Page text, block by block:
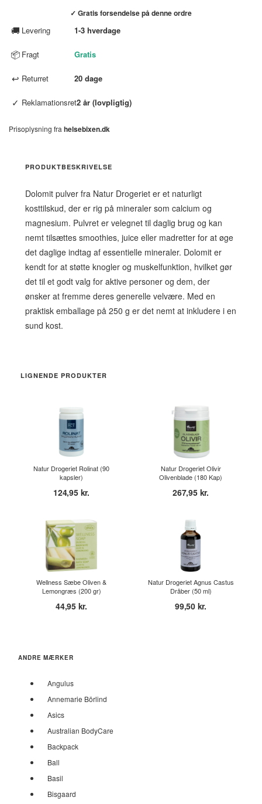
✓ Gratis forsendelse på denne ordre
🚚 Levering 1-3 hverdage
📦 Fragt Gratis
↩ Returret 20 dage
✓ Reklamationsret2 år (lovpligtig)
Prisoplysning fra helsebixen.dk
PRODUKTBESKRIVELSE
Dolomit pulver fra Natur Drogeriet er et naturligt
kosttilskud, der er rig på mineraler som calcium og
magnesium. Pulvret er velegnet til daglig brug og kan
nemt tilsættes smoothies, juice eller madretter for at øge
det daglige indtag af essentielle mineraler. Dolomit er
kendt for at støtte knogler og muskelfunktion, hvilket gør
det til et godt valg for aktive personer og dem, der
ønsker at fremme deres generelle velvære. Med en
praktisk emballage på 250 g er det nemt at inkludere i en
sund kost.
LIGNENDE PRODUKTER
Natur Drogeriet Rolinat (90
kapsler)
124,95 kr.
Natur Drogeriet Olivir
Olivenblade (180 Kap)
267,95 kr.
Wellness Sæbe Oliven &
Lemongræs (200 gr)
44,95 kr.
Natur Drogeriet Agnus Castus
Dråber (50 ml)
99,50 kr.
ANDRE MÆRKER
Angulus
Annemarie Börlind
Asics
Australian BodyCare
Backpack
Ball
Basil
Bisgaard